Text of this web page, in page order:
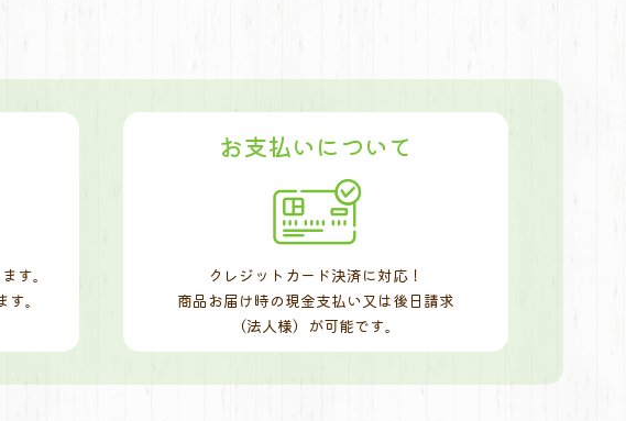
す。
。
お支払いについて
クレジットカード決済に対応！
商品お届け時の現金支払い又は後日請求
（法人様）が可能です。